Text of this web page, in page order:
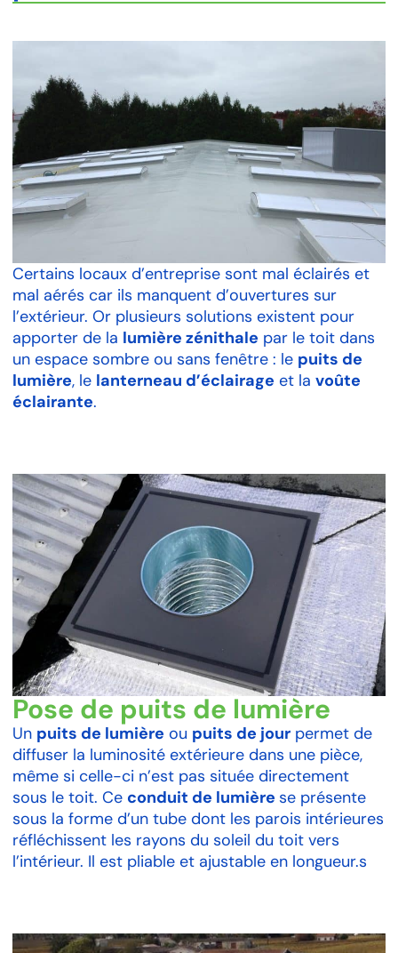
Certains locaux d’entreprise sont mal éclairés et
mal aérés car ils manquent d’ouvertures sur
l’extérieur. Or plusieurs solutions existent pour
apporter de la lumière zénithale par le toit dans
un espace sombre ou sans fenêtre : le puits de
lumière, le lanterneau d’éclairage et la voûte
éclairante.
Pose de puits de lumière
Un puits de lumière ou puits de jour permet de
diffuser la luminosité extérieure dans une pièce,
même si celle-ci n’est pas située directement
sous le toit. Ce conduit de lumière se présente
sous la forme d’un tube dont les parois intérieures
réfléchissent les rayons du soleil du toit vers
l’intérieur. Il est pliable et ajustable en longueur.s